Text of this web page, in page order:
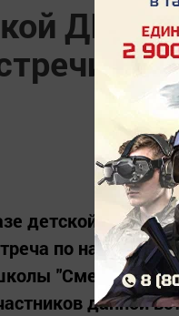
ДЮСШ
по
детской
по
"Смена" г.
данной